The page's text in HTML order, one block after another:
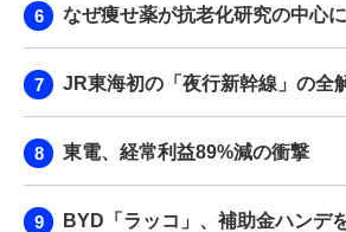
なぜ痩せ薬が抗老化研究の中心
JR東海初の「夜行新幹線」の全
東電、経常利益89%減の衝撃
BYD「ラッコ」、補助金ハンデ